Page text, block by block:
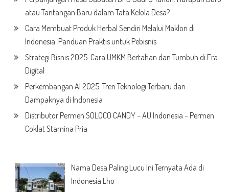
atau Tantangan Baru dalam Tata Kelola Desa?
Cara Membuat Produk Herbal Sendiri Melalui Maklon di
Indonesia: Panduan Praktis untuk Pebisnis
Strategi Bisnis 2025: Cara UMKM Bertahan dan Tumbuh di Era
Digital
Perkembangan AI 2025: Tren Teknologi Terbaru dan
Dampaknya di Indonesia
Distributor Permen SOLOCO CANDY – AU Indonesia – Permen
Coklat Stamina Pria
Nama Desa Paling Lucu Ini Ternyata Ada di
Indonesia Lho